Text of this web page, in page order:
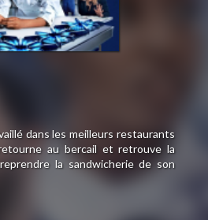
dans les meilleurs restaurants
au bercail et retrouve la
la sandwicherie de son